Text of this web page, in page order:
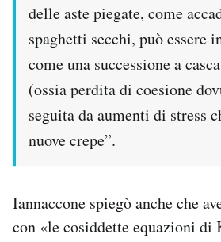
delle aste piegate, come
spaghetti secchi, può essere
come una successione a
(ossia perdita di coesione
seguita da aumenti di stress
nuove crepe”.
Iannaccone spiegò anche che
con «le cosiddette equazioni di